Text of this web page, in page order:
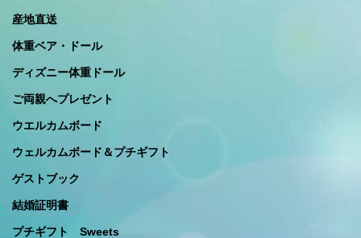
産地直送
体重ベア・ドール
ディズニー体重ドール
ご両親へプレゼント
ウエルカムボード
ウェルカムボード＆プチギフト
ゲストブック
結婚証明書
プチギフト Sweets